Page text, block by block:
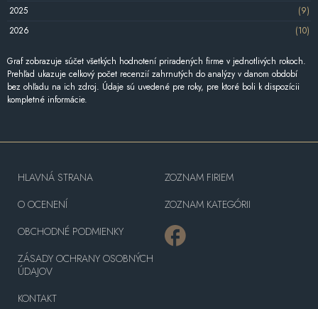
2025
(9)
2026
(10)
Graf zobrazuje súčet všetkých hodnotení priradených firme v jednotlivých rokoch.
Prehľad ukazuje celkový počet recenzií zahrnutých do analýzy v danom období
bez ohľadu na ich zdroj. Údaje sú uvedené pre roky, pre ktoré boli k dispozícii
kompletné informácie.
HLAVNÁ STRANA
O OCENENÍ
OBCHODNÉ PODMIENKY
ZÁSADY OCHRANY OSOBNÝCH
ÚDAJOV
KONTAKT
ZOZNAM FIRIEM
ZOZNAM KATEGÓRII